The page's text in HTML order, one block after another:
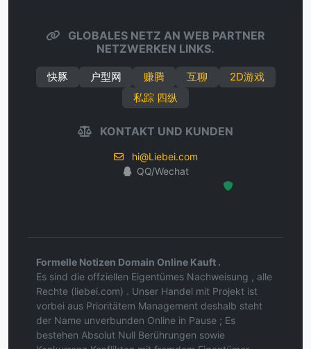
GLOBALES NETZ AN WEB PARTNER
NETZWERKEN LINKS.
快豚 户型网 赚腾 互聊
2D游戏
私踪 四纵
KONTAKT UND KUNDEN
hi@Liebei.com
QQ/Wechat
Formelle Notizen Domain Online Kauft .
Es sind die offziellen Eigentümes Nachweisung , alle
Rechte (liebei.com) . Unser Handel mit Projekt ist
vorbei aus Prioritätem Management deshalb steht
der Name unverbunden Online in Pause ; Es
bestehen Absolut Null Berührungen sowie